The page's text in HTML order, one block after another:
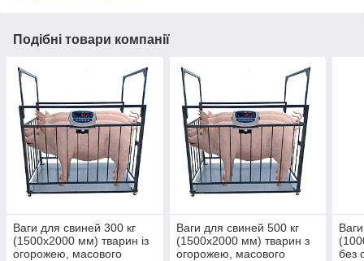
Подібні товари компанії
Ваги для свиней 300 кг
(1500x2000 мм) тварин із
огорожею, масового
Ваги для свиней 500 кг
(1500x2000 мм) тварин з
огорожею, масового
без